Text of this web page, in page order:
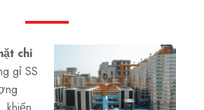
chi
gỉ SS